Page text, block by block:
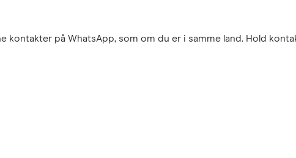
kontakter på WhatsApp, som om du er i samme land. Hold